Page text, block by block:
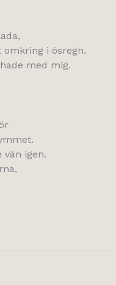
i ösregn.
med mig.
vän igen.